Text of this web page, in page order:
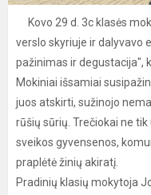
Kovo 29 d. 3c klasės
verslo skyriuje ir dalyvavo
pažinimas ir degustacija",
Mokiniai išsamiai
juos atskirti, sužinojo
rūšių sūrių. Trečiokai ne
sveikos gyvensenos,
praplėtė žinių akiratį.
Pradinių klasių mokytoja